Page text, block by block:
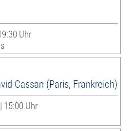
Uhr
Cassan (Paris, Frankreich)
15:00 Uhr